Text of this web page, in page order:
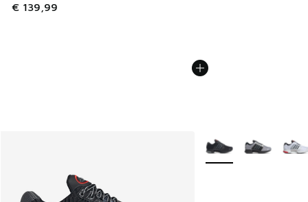
€ 139,99
Meer kleuren